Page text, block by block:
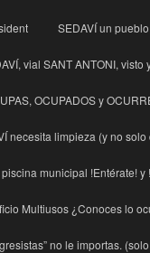
SEDAVÍ un
vial SANT ANTONI, visto
OCUPADOS y
necesita limpieza (y no solo
piscina municipal !Entérate! y
Multiusos ¿Conoces lo
no le importas.